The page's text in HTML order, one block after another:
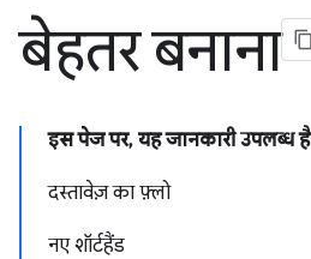
बेहतर बनाना
इस पेज पर, यह जानकारी उपलब्ध है
दस्तावेज़ का फ़्लो
नए शॉर्टहैंड